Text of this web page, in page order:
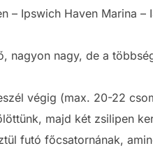
– Ipswich Haven Marina –
nagyon nagy, de a
végig (max. 20-22
majd két zsilipen
futó főcsatornának,